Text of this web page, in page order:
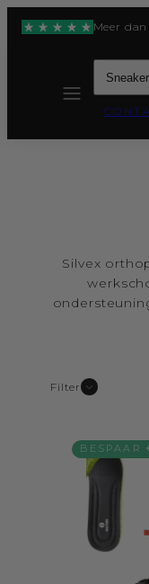
Meer
Silvex
Filter
BESPAAR